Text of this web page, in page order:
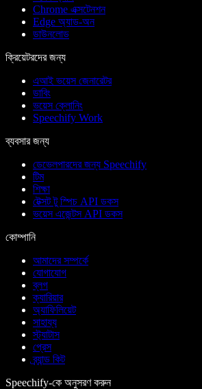
Chrome এক্সটেনশন
Edge অ্যাড-অন
ডাউনলোড
ক্রিয়েটরদের জন্য
এআই ভয়েস জেনারেটর
ডাবিং
ভয়েস ক্লোনিং
Speechify Work
ব্যবসার জন্য
ডেভেলপারদের জন্য Speechify
টিম
শিক্ষা
টেক্সট টু স্পিচ API ডকস
ভয়েস এজেন্টস API ডকস
কোম্পানি
আমাদের সম্পর্কে
যোগাযোগ
ব্লগ
ক্যারিয়ার
অ্যাফিলিয়েট
সাহায্য
স্ট্যাটাস
প্রেস
ব্র্যান্ড কিট
Speechify-কে অনুসরণ করুন